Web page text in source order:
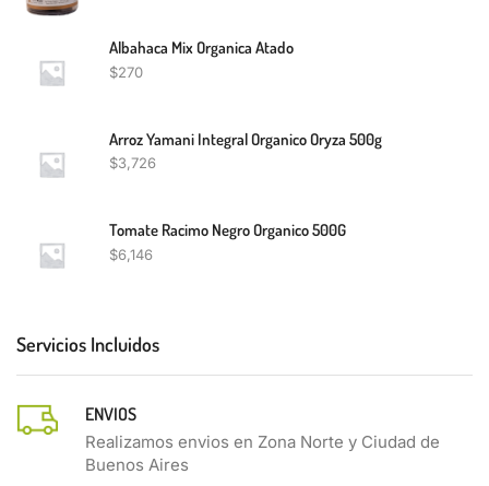
Albahaca Mix Organica Atado
$270
Arroz Yamani Integral Organico Oryza 500g
$3,726
Tomate Racimo Negro Organico 500G
$6,146
Servicios Incluidos
ENVIOS
Realizamos envios en Zona Norte y Ciudad de
Buenos Aires